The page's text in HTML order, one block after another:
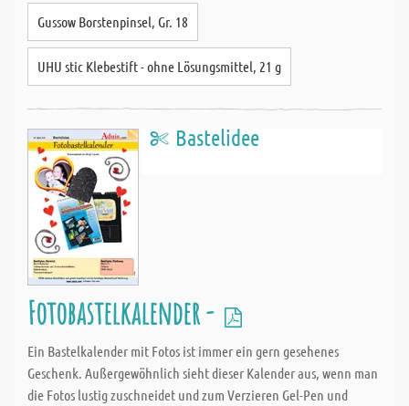
Gussow Borstenpinsel, Gr. 18
UHU stic Klebestift - ohne Lösungsmittel, 21 g
Bastelidee
Fotobastelkalender -
Ein Bastelkalender mit Fotos ist immer ein gern gesehenes
Geschenk. Außergewöhnlich sieht dieser Kalender aus, wenn man
die Fotos lustig zuschneidet und zum Verzieren Gel-Pen und